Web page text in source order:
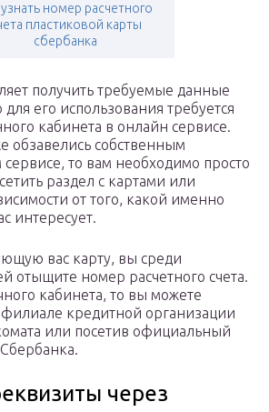
узнать номер расчетного
пластиковой карты
сбербанка
получить требуемые данные
его использования требуется
кабинета в онлайн сервисе.
обзавелись собственным
то вам необходимо просто
раздел с картами или
от того, какой именно
интересует.
вас карту, вы среди
отыщите номер расчетного счета.
кабинета, то вы можете
филиале кредитной организации
или посетив официальный
через